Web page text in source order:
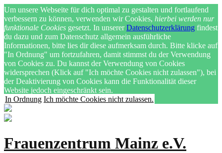
Um unsere Webseite für dich optimal zu gestalten und fortlaufend
verbessern zu können, verwenden wir Cookies, hierbei werden nur
funktionale Cookies gesetzt. In unsererDatenschutzerklärung findest
du dazu und zum Datenschutz allgemein ausführliche
Informationen, bitte lies dir diese aufmerksam durch. Bitte klicke auf
"In Ordnung" um fortzufahren, damit stimmst du der Verwendung
von Cookies zu. Du kannst der Verwendung von Cookies
widersprechen (Klick auf "Ich möchte Cookies nicht zulassen"), bei
der Deaktivierung von Cookies kann die Funktionalität dieser
Website jedoch eingeschränkt sein.
In Ordnung Ich möchte Cookies nicht zulassen.
Frauenzentrum Mainz e.V.